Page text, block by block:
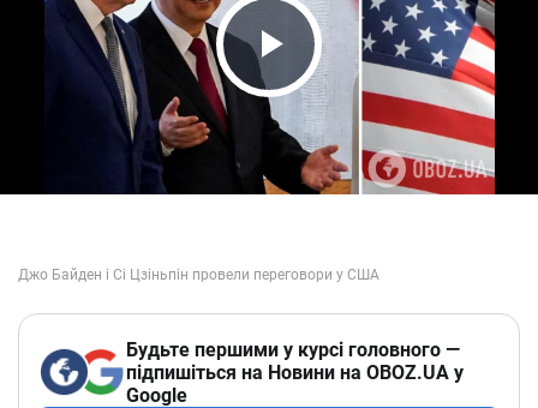
Play Video
Будьте першими у курсі головного —
підпишіться на Новини на OBOZ.UA у
Google